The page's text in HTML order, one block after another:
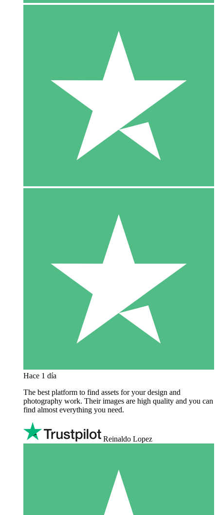
Hace 1 día
The best platform to find assets for your design and
photography work. Their images are high quality and you can
find almost everything you need.
Reinaldo Lopez